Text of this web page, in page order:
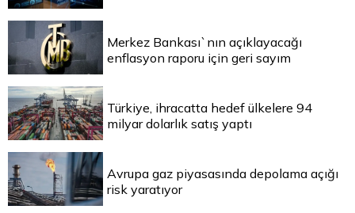
Merkez Bankası`nın açıklayacağı
enflasyon raporu için geri sayım
Türkiye, ihracatta hedef ülkelere 94
milyar dolarlık satış yaptı
Avrupa gaz piyasasında depolama açığı
risk yaratıyor